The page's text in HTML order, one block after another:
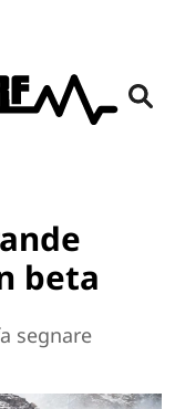
beta
segnare